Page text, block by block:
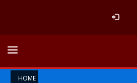
HOME